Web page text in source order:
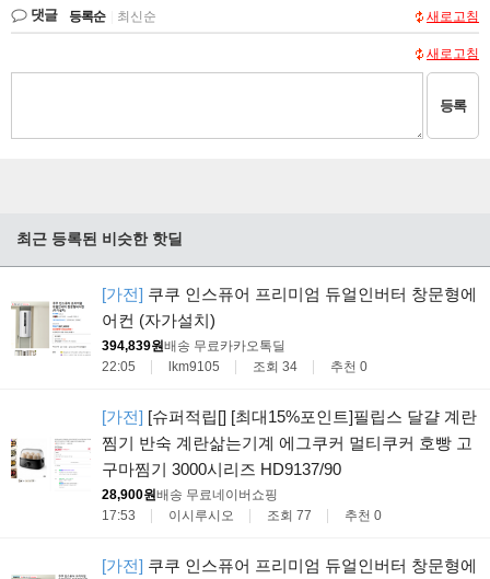
댓글 등록순 최신순 새로고침
새로고침
등록
최근 등록된 비슷한 핫딜
[가전] 쿠쿠 인스퓨어 프리미엄 듀얼인버터 창문형에
어컨 (자가설치)
394,839원배송 무료카카오톡딜
22:05
lkm9105 조회 34 추천 0
[가전] [슈퍼적립[] [최대15%포인트]필립스 달걀 계란
찜기 반숙 계란삶는기계 에그쿠커 멀티쿠커 호빵 고
구마찜기 3000시리즈 HD9137/90
28,900원배송 무료네이버쇼핑
17:53
이시루시오 조회 77 추천 0
[가전] 쿠쿠 인스퓨어 프리미엄 듀얼인버터 창문형에